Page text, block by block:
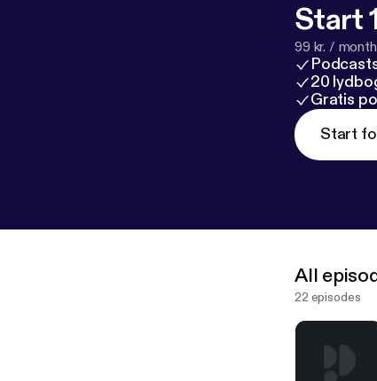
Start
99 kr. /
20
Gratis
Start
All
22 episodes